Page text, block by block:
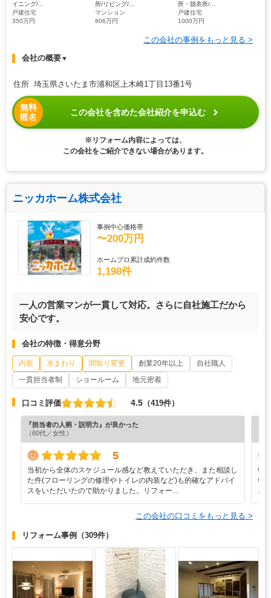
イニング/...
戸建住宅
350万円
所/リビング/...
マンション
806万円
所・脱衣所/...
戸建住宅
1000万円
この会社の事例をもっと見る >
会社の概要▼
住所 埼玉県さいたま市浦和区上木崎1丁目13番1号
無料
匿名
この会社を含めた会社紹介を申込む
※リフォーム内容によっては、
この会社をご紹介できない場合があります。
ニッカホーム株式会社
事例中心価格帯
〜200万円
ホームプロ累計成約件数
1,198件
一人の営業マンが一貫して対応。さらに自社施工だから
安心です。
会社の特徴・得意分野
内装 水まわり 間取り変更 創業20年以上
自社職人
一貫担当者制
ショールーム 地元密着
口コミ評価 4.5 （419件）
『担当者の人柄・説明力』が良かった
（60代／女性）
5
当初から全体のスケジュール感など教えていただき、また相談し
た件(フローリングの修理やトイレの内装など)も的確なアドバイ
スをいただいたので助かりました。リフォー…
中
い
ム
この会社の口コミをもっと見る >
リフォーム事例 （309件）